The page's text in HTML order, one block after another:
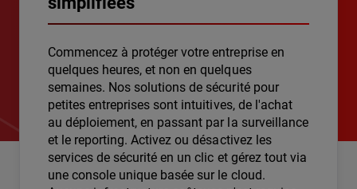
Commencez à protéger votre entreprise en
quelques heures, et non en quelques
semaines. Nos solutions de sécurité pour
petites entreprises sont intuitives, de l'achat
au déploiement, en passant par la surveillance
et le reporting. Activez ou désactivez les
services de sécurité en un clic et gérez tout via
une console unique basée sur le cloud.